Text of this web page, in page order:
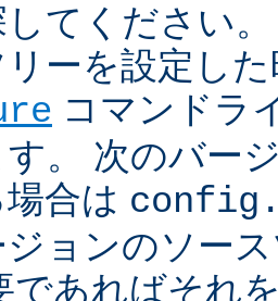
てください
ーを設定し
コマンドラ
す。 次のバー
合は
ジョンのソー
であればそれ